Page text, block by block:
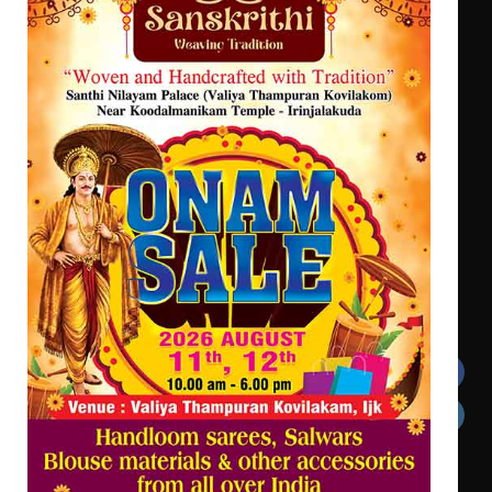
എം.ജി. യൂണിവേഴ്‌സിറ്റിയിൽ നിന്ന്
ഇംഗ്ളീഷ് സാഹിത്യത്തിൽ
ഡോക്ടറേറ്റ് നേടിയ എൻ. ആര്യ
കോമേഴ്‌സ് അസോസിയേഷന്
തുടക്കമായി
കോമേഴ്സ് എക്സ്പോയുമായി എസ്
എൻ ഹയർ സെക്കൻഡറി
വിദ്യാർത്ഥികൾ
സർഗ്ഗസാഹിതി- കവിതാസംഗമം 2026
കവിതാ ചർച്ച കാട്ടൂർ, ടി. കെ.
ബാലൻ ഹാളിൽ 16ന്
Get In Touch
Twitter Facebook
LinkedIn Instagram
YouTube